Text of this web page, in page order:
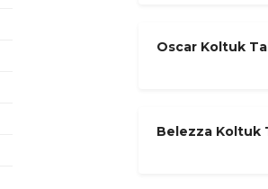
Oscar Koltuk
Belezza Koltuk